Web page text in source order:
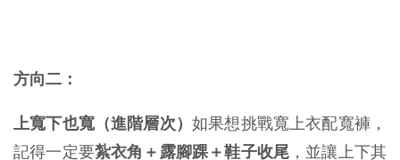
方向二：
上寬下也寬（進階層次） 如果想挑戰寬上衣配寬褲，
記得一定要紮衣角＋露腳踝＋鞋子收尾 ，並讓上下其